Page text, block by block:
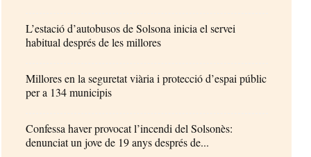
L’estació d’autobusos de Solsona inicia el servei
habitual després de les millores
Millores en la seguretat viària i protecció d’espai públic
per a 134 municipis
Confessa haver provocat l’incendi del Solsonès:
denunciat un jove de 19 anys després de...